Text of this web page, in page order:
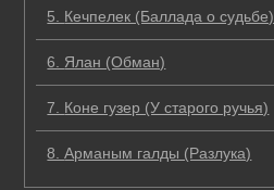
5. Кечпелек (Баллада о судьбе)
6. Ялан (Обман)
7. Коне гузер (У старого ручья)
8.Арманым галды (Разлука)